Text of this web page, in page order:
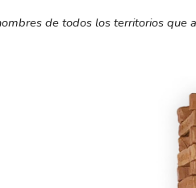
de todos los territorios que